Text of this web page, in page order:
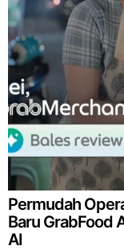
Permudah
Baru GrabFood
AI